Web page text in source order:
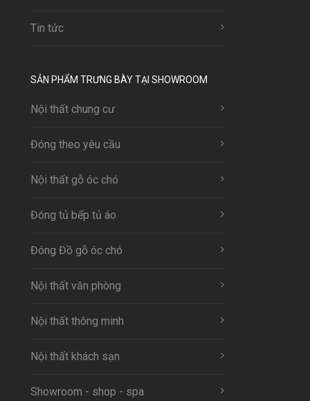
Tin tức
SẢN PHẨM TRƯNG BÀY TẠI SHOWROOM
Nội thất chung cư
Đóng theo yêu cầu
Nội thất gỗ óc chó
Đóng tủ bếp tủ áo
Đóng Đồ gỗ óc chó
Nội thất văn phòng
Nội thất thông minh
Nội thất khách sạn
Showroom - shop - spa